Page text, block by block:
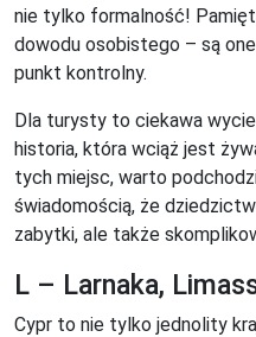
nie tylko formalność!
dowodu osobistego – są
punkt kontrolny.
Dla turysty to ciekawa
historia, która wciąż jest
tych miejsc, warto
świadomością, że
zabytki, ale także
L – Larnaka,
Cypr to nie tylko jednolity